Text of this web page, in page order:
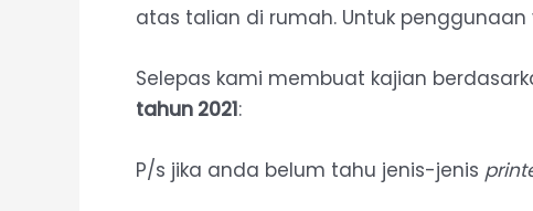
atas talian di rumah. Untuk
Selepas kami membuat kajian
tahun 2021:
P/s jika anda belum tahu jenis-jenis